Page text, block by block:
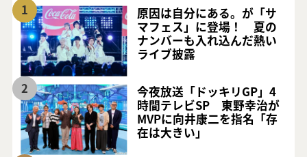
1
原因は自分にある。が「サ
マフェス」に登場！ 夏の
ナンバーも入れ込んだ熱い
ライブ披露
2
今夜放送「ドッキリGP」4
時間テレビSP 東野幸治が
MVPに向井康二を指名「存
在は大きい」